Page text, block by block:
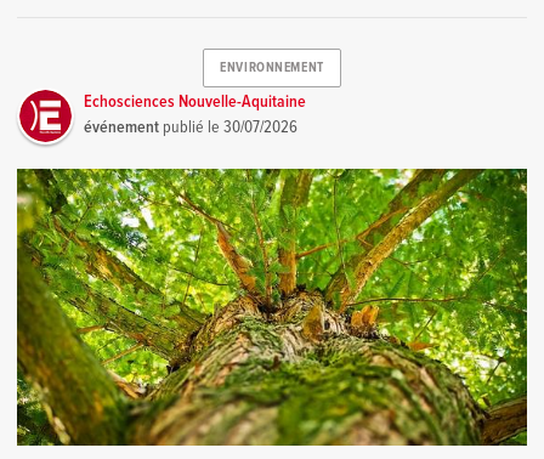
ENVIRONNEMENT
Echosciences Nouvelle-Aquitaine
événement publié le30/07/2026